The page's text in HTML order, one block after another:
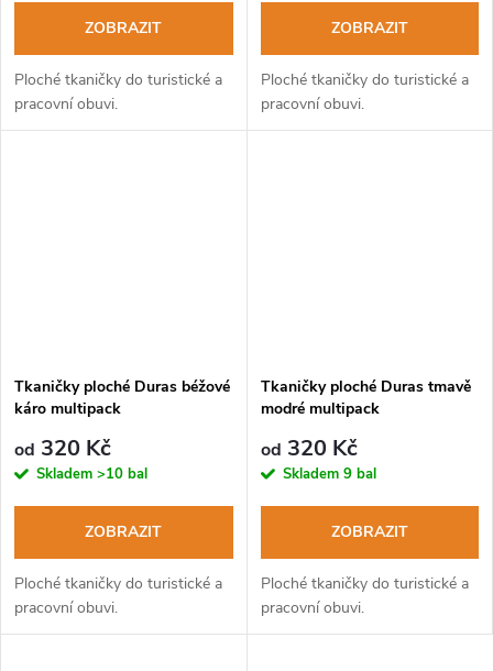
ZOBRAZIT
Ploché tkaničky do turistické a
pracovní obuvi.
ZOBRAZIT
Ploché tkaničky do turistické a
pracovní obuvi.
Tkaničky ploché Duras béžové
káro multipack
od 320 Kč
Skladem >10 bal
ZOBRAZIT
Ploché tkaničky do turistické a
pracovní obuvi.
Tkaničky ploché Duras tmavě
modré multipack
od 320 Kč
Skladem 9 bal
ZOBRAZIT
Ploché tkaničky do turistické a
pracovní obuvi.